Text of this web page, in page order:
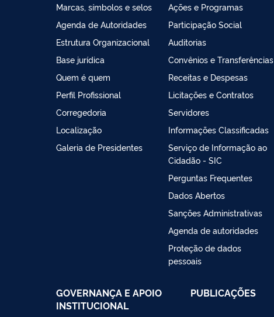
Marcas, símbolos e selos
Agenda de Autoridades
Estrutura Organizacional
Base jurídica
Quem é quem
Perfil Profissional
Corregedoria
Localização
Galeria de Presidentes
Ações e Programas
Participação Social
Auditorias
Convênios e Transferências
Receitas e Despesas
Licitações e Contratos
Servidores
Informações Classificadas
Serviço de Informação ao
Cidadão - SIC
Perguntas Frequentes
Dados Abertos
Sanções Administrativas
Agenda de autoridades
Proteção de dados
pessoais
GOVERNANÇA E APOIO
INSTITUCIONAL
PUBLICAÇÕES